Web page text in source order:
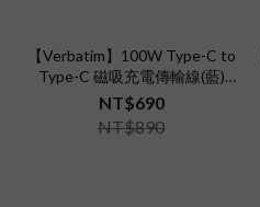
【Verbatim】100W Type-C to
Type-C 磁吸充電傳輸線(藍)
1.2M
NT$690
NT$890